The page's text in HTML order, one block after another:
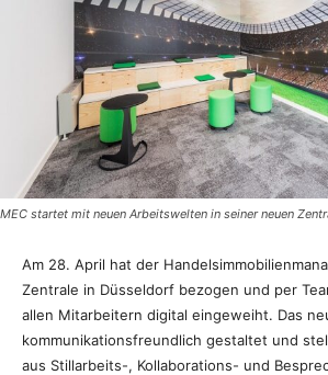
MEC startet mit neuen Arbeitswelten in seiner neuen
Am 28. April hat der
Zentrale in Düsseldorf bezogen und per
allen Mitarbeitern digital eingeweiht. Das
kommunikationsfreundlich gestaltet und
aus Stillarbeits-, Kollaborations- und